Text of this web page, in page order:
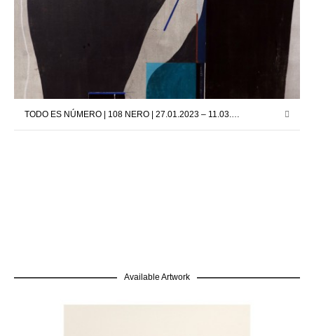
TODO ES NÚMERO | 108 NERO | 27.01.2023 – 11.03.2023
Available Artwork